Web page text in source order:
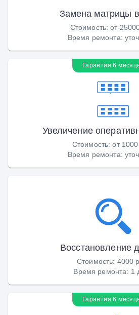
Замена матрицы
Стоимость:от
Время ремонта:
Гарантия 6
Увеличение
Стоимость:от 1000
Время ремонта:
Восстановление
Стоимость: 4000
Время ремонта: 1
Гарантия 6